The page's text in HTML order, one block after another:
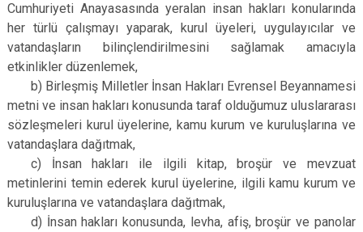
Cumhuriyeti Anayasasında yeralan insan hakları konularında
her türlü çalışmayı yaparak, kurul üyeleri, uygulayıcılar ve
vatandaşların bilinçlendirilmesini sağlamak amacıyla
etkinlikler düzenlemek,
b) Birleşmiş Milletler İnsan Hakları Evrensel Beyannamesi
metni ve insan hakları konusunda taraf olduğumuz uluslararası
sözleşmeleri kurul üyelerine, kamu kurum ve kuruluşlarına ve
vatandaşlara dağıtmak,
c) İnsan hakları ile ilgili kitap, broşür ve mevzuat
metinlerini temin ederek kurul üyelerine, ilgili kamu kurum ve
kuruluşlarına ve vatandaşlara dağıtmak,
d) İnsan hakları konusunda, levha, afiş, broşür ve panolar